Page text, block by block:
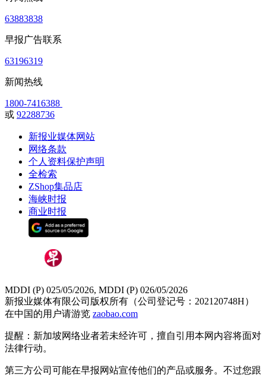
63883838
早报广告联系
63196319
新闻热线
1800-7416388
或 92288736
新报业媒体网站
网络条款
个人资料保护声明
全检索
ZShop集品店
海峡时报
商业时报
MDDI (P) 025/05/2026, MDDI (P) 026/05/2026
新报业媒体有限公司版权所有（公司登记号：202120748H）
在中国的用户请游览 zaobao.com
提醒：新加坡网络业者若未经许可，擅自引用本网内容将面对
法律行动。
第三方公司可能在早报网站宣传他们的产品或服务。不过您跟